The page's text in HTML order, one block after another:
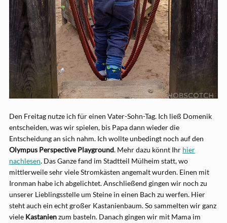
Den Freitag nutze ich für einen Vater-Sohn-Tag. Ich ließ Domenik
entscheiden, was wir spielen, bis Papa dann wieder die
Entscheidung an sich nahm. Ich wollte unbedingt noch auf den
Olympus Perspective Playground. Mehr dazu könnt Ihr hier
nachlesen. Das Ganze fand im Stadtteil Mülheim statt, wo
mittlerweile sehr viele Stromkästen angemalt wurden. Einen mit
Ironman habe ich abgelichtet. Anschließend gingen wir noch zu
unserer Lieblingsstelle um Steine in einen Bach zu werfen. Hier
steht auch ein echt großer Kastanienbaum. So sammelten wir ganz
viele Kastanienzum basteln. Danach gingen wir mit Mama im